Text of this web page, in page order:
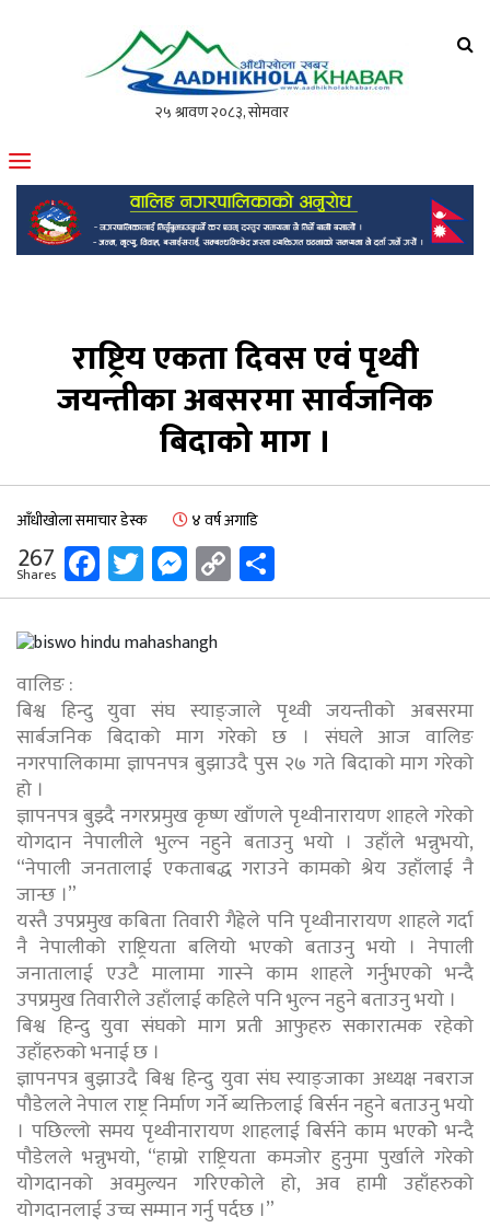
मोफसलकै लोकप्रिय अनलाइन पत्रिका
राष्ट्रिय एकता दिवस एवं पृथ्वी
जयन्तीका अबसरमा सार्वजनिक
बिदाको माग ।
आँधीखोला समाचार डेस्क ४ वर्ष अगाडि
267
Shares Facebook
Twitter
Messenger
Copy
Link
वालिङ :
बिश्व हिन्दु युवा संघ स्याङ्जाले पृथ्वी जयन्तीको अबसरमा
सार्बजनिक बिदाको माग गरेको छ । संघले आज वालिङ
नगरपालिकामा ज्ञापनपत्र बुझाउदै पुस २७ गते बिदाको माग गरेको
हो ।
ज्ञापनपत्र बुझ्दै नगरप्रमुख कृष्ण खाँणले पृथ्वीनारायण शाहले गरेको
योगदान नेपालीले भुल्न नहुने बताउनु भयो । उहाँले भन्नुभयो,
“नेपाली जनतालाई एकताबद्ध गराउने कामको श्रेय उहाँलाई नै
जान्छ ।”
यस्तै उपप्रमुख कबिता तिवारी गैह्रेले पनि पृथ्वीनारायण शाहले गर्दा
नै नेपालीको राष्ट्रियता बलियो भएको बताउनु भयो । नेपाली
जनातालाई एउटै मालामा गास्ने काम शाहले गर्नुभएको भन्दै
उपप्रमुख तिवारीले उहाँलाई कहिले पनि भुल्न नहुने बताउनु भयो ।
बिश्व हिन्दु युवा संघको माग प्रती आफुहरु सकारात्मक रहेको
उहाँहरुको भनाई छ ।
ज्ञापनपत्र बुझाउदै बिश्व हिन्दु युवा संघ स्याङ्जाका अध्यक्ष नबराज
पौडेलले नेपाल राष्ट्र निर्माण गर्ने ब्यक्तिलाई बिर्सन नहुने बताउनु भयो
। पछिल्लो समय पृथ्वीनारायण शाहलाई बिर्सने काम भएकोे भन्दै
पौडेलले भन्नुभयो, “हाम्रो राष्ट्रियता कमजोर हुनुमा पुर्खाले गरेको
योगदानको अवमुल्यन गरिएकोले हो, अव हामी उहाँहरुको
योगदानलाई उच्च सम्मान गर्नु पर्दछ ।”